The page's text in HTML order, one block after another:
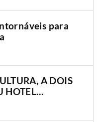
para
A DOIS
HOTEL